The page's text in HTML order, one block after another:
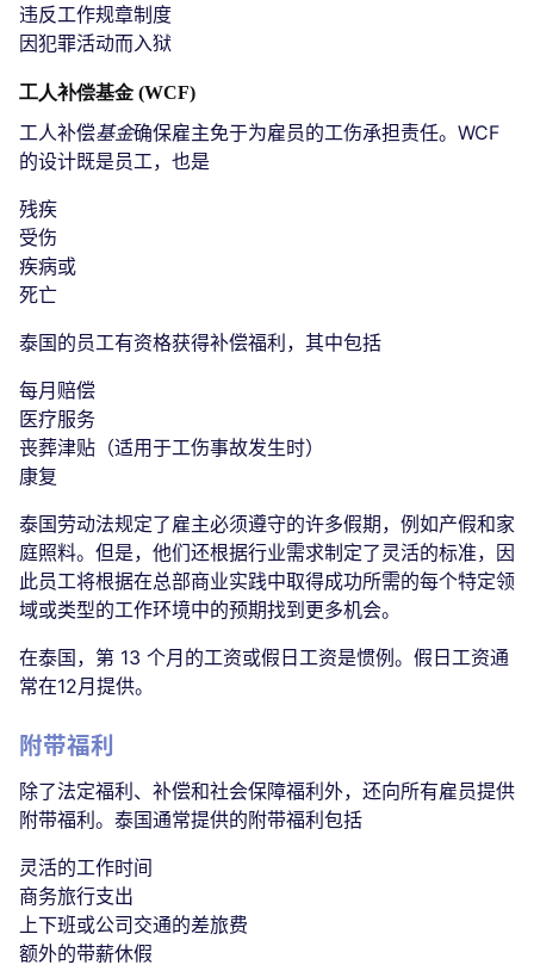
违反工作规章制度
因犯罪活动而入狱
工人补偿基金 (WCF)
工人补偿基金确保雇主免于为雇员的工伤承担责任。WCF
的设计既是员工，也是
残疾
受伤
疾病或
死亡
泰国的员工有资格获得补偿福利，其中包括
每月赔偿
医疗服务
丧葬津贴（适用于工伤事故发生时）
康复
泰国劳动法规定了雇主必须遵守的许多假期，例如产假和家
庭照料。但是，他们还根据行业需求制定了灵活的标准，因
此员工将根据在总部商业实践中取得成功所需的每个特定领
域或类型的工作环境中的预期找到更多机会。
在泰国，第 13 个月的工资或假日工资是惯例。假日工资通
常在12月提供。
附带福利
除了法定福利、补偿和社会保障福利外，还向所有雇员提供
附带福利。泰国通常提供的附带福利包括
灵活的工作时间
商务旅行支出
上下班或公司交通的差旅费
额外的带薪休假